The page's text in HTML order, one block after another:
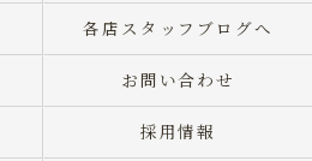
各店スタッフブログへ
お問い合わせ
採用情報